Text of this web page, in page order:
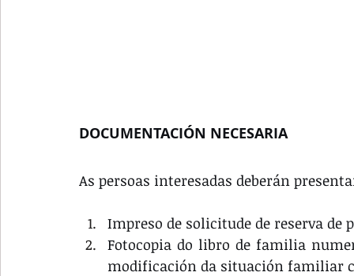
DOCUMENTACIÓN NECESARIA
As persoas interesadas deberán
Impreso de solicitude de reserva de
Fotocopia do libro de familia
modificación da situación familiar